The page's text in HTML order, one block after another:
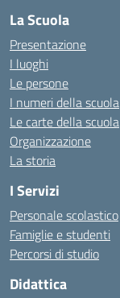
La Scuola
Presentazione
I luoghi
Le persone
I numeri della scuola
Le carte della scuola
Organizzazione
La storia
I Servizi
Personale scolastico
Famiglie e studenti
Percorsi di studio
Didattica